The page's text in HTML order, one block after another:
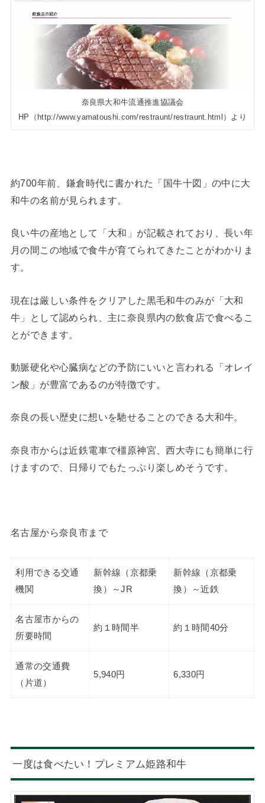
奈良県大和牛流通推進協議会
HP（http://www.yamatoushi.com/restraunt/restraunt.html）より
約700年前、鎌倉時代に書かれた「国牛十図」の中に大
和牛の名前が見られます。
良い牛の産地として「大和」が記載されており、長い年
月の間この地域で食牛が育てられてきたことがわかりま
す。
現在は厳しい条件をクリアした黒毛和牛のみが「大和
牛」として認められ、主に奈良県内の飲食店で食べるこ
とができます。
動脈硬化や心臓病などの予防にいいと言われる「オレイ
ン酸」が豊富であるのが特徴です。
奈良の長い歴史に想いを馳せることのできる大和牛。
奈良市からは近鉄電車で橿原神宮、西大寺にも簡単に行
けますので、日帰りでもたっぷり楽しめそうです。
名古屋から奈良市まで
利用できる交通
機関
新幹線（京都乗
換）～JR
新幹線（京都乗
換）～近鉄
名古屋市からの
所要時間
約１時間半 約１時間40分
通常の交通費
（片道）
5,940円 6,330円
一度は食べたい！プレミアム姫路和牛